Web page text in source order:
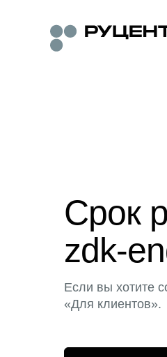
Срок
zdk-
Если вы хотите
«Для клиентов».